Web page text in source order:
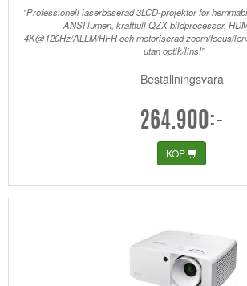
"Professionell laserbaserad 3LCD-projektor för
ANSI lumen, kraftfull QZX bildprocessor,
4K@120Hz/ALLM/HFR och motoriserad zoom/focus/
utan optik/lins!"
Beställningsvara
264.900:-
KÖP